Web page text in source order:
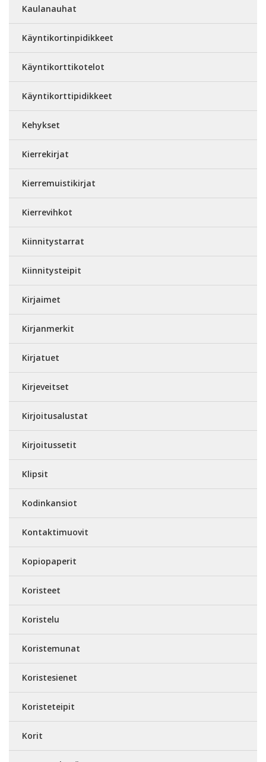
Kaulanauhat
Käyntikortinpidikkeet
Käyntikorttikotelot
Käyntikorttipidikkeet
Kehykset
Kierrekirjat
Kierremuistikirjat
Kierrevihkot
Kiinnitystarrat
Kiinnitysteipit
Kirjaimet
Kirjanmerkit
Kirjatuet
Kirjeveitset
Kirjoitusalustat
Kirjoitussetit
Klipsit
Kodinkansiot
Kontaktimuovit
Kopiopaperit
Koristeet
Koristelu
Koristemunat
Koristesienet
Koristeteipit
Korit